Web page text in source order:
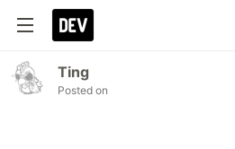
Ting
Posted on